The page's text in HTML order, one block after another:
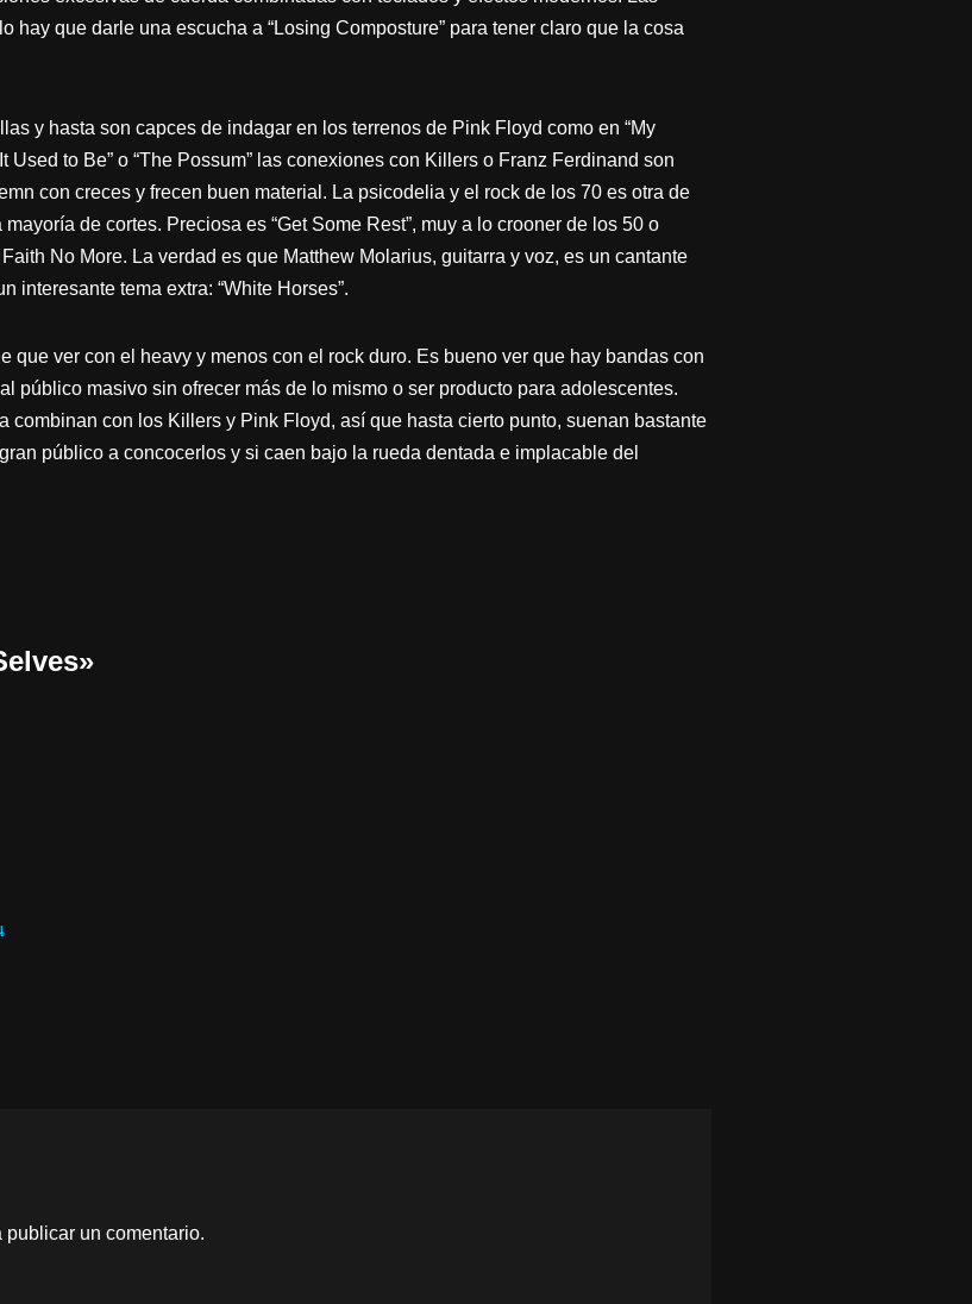
hay que darle una escucha a “Losing Composture” para tener claro que la cosa
y hasta son capces de indagar en los terrenos de Pink Floyd como en “My
Used to Be” o “The Possum” las conexiones con Killers o Franz Ferdinand son
con creces y frecen buen material. La psicodelia y el rock de los 70 es otra de
de cortes. Preciosa es “Get Some Rest”, muy a lo crooner de los 50 o
No More. La verdad es que Matthew Molarius, guitarra y voz, es un cantante
interesante tema extra: “White Horses”.
que ver con el heavy y menos con el rock duro. Es bueno ver que hay bandas con
público masivo sin ofrecer más de lo mismo o ser producto para adolescentes.
combinan con los Killers y Pink Floyd, así que hasta cierto punto, suenan bastante
público a concocerlos y si caen bajo la rueda dentada e implacable del
publicar un comentario.